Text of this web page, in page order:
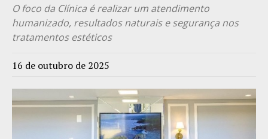
O foco da Clínica é realizar um atendimento
humanizado, resultados naturais e segurança nos
tratamentos estéticos
16 de outubro de 2025